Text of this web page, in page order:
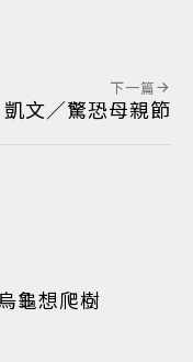
下一篇
凱文／驚恐母親節
龜想爬樹